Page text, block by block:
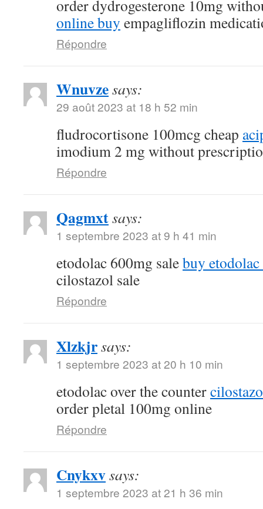
order dydrogesterone 10mg
online buy empagliflozin
Répondre
Wnuvzesays:
29 août 2023 at 18 h 52 min
fludrocortisone 100mcg cheap
imodium 2 mg without
Répondre
Qagmxtsays:
1 septembre 2023 at 9 h 41 min
etodolac 600mg salebuy
cilostazol sale
Répondre
Xlzkjrsays:
1 septembre 2023 at 20 h 10 min
etodolac over the counter
order pletal 100mg online
Répondre
Cnykxvsays:
1 septembre 2023 at 21 h 36 min